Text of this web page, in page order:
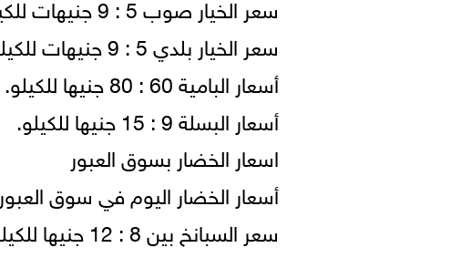
سعر الخيار بلدي 5 : 9 جنيهات للكيلو (قفص).
أسعار البامية 60 : 80 جنيها للكيلو.
أسعار البسلة 9 : 15 جنيها للكيلو.
اسعار الخضار بسوق العبور
أسعار الخضار اليوم في سوق العبور
سعر السبانخ بين 8 : 12 جنيها للكيلو